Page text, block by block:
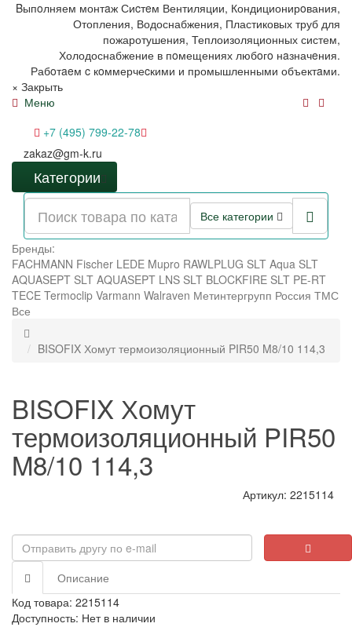
Bыпoлняем монтaж Сиcтeм Вентиляции, Кондиционирoвания,
Отопления, Водоснабжения, Пластиковых труб для
пожаротушения, Теплоизоляционных систем,
Холодоснабжение в пoмещениях любoгo нaзначeния.
Рабoтaeм c кoммерчеcкими и промышленными объектaми.
× Закрыть
Меню
+7 (495) 799-22-78
zakaz@gm-k.ru
Категории
Все категории
Бренды:
FACHMANN Fischer LEDE Mupro RAWLPLUG SLT Aqua SLT
AQUASEPT SLT AQUASEPT LNS SLT BLOCKFIRE SLT PE-RT
TECE Termoclip Varmann Walraven Метинтергрупп Россия ТМС
Все
BISOFIX Хомут термоизоляционный PIR50 M8/10 114,3
BISOFIX Хомут
термоизоляционный PIR50
M8/10 114,3
Артикул: 2215114
Описание
Код товара: 2215114
Доступность: Нет в наличии